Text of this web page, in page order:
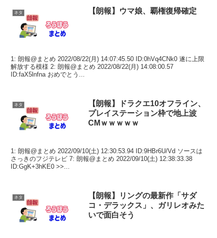
ネタ 【朗報】ウマ娘、覇権復帰確定
1: 朗報@まとめ 2022/08/22(月) 14:07:45.50 ID:0hVq4CNk0 遂に上限
解放する模様 2: 朗報@まとめ 2022/08/22(月) 14:08:00.57
ID:faX5lnfna おめでとう...
ネタ
【朗報】ドラクエ10オフライン、
プレイステーション枠で地上波
CMｗｗｗｗｗ
1: 朗報@まとめ 2022/09/10(土) 12:30:53.94 ID:9HBr6U/Vd ソースは
さっきのフジテレビ 7: 朗報@まとめ 2022/09/10(土) 12:38:33.38
ID:GgK+3hKE0 >>...
ネタ
【朗報】リングの最新作「サダ
コ・デラックス」、ガリレオみた
いで面白そう